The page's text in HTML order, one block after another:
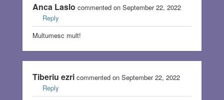
Anca Laslo commented on September 22, 2022
Reply
Multumesc mult!
Tiberiu ezricommented on September 22, 2022
Reply